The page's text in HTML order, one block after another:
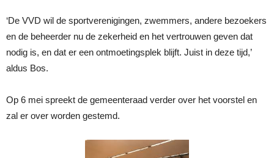
‘De VVD wil de sportverenigingen, zwemmers, andere bezoekers
en de beheerder nu de zekerheid en het vertrouwen geven dat
nodig is, en dat er een ontmoetingsplek blijft. Juist in deze tijd,’
aldus Bos.
Op 6 mei spreekt de gemeenteraad verder over het voorstel en
zal er over worden gestemd.